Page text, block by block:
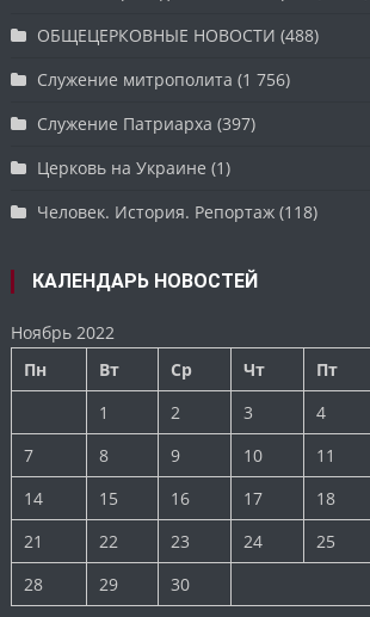
ОБЩЕЦЕРКОВНЫЕ НОВОСТИ (488)
Служение митрополита (1 756)
Служение Патриарха (397)
Церковь на Украине (1)
Человек. История. Репортаж (118)
КАЛЕНДАРЬ НОВОСТЕЙ
Ноябрь 2022
Пн
Вт Ср Чт Пт
1
2 3 4
7
8 9 10 11
14
15 16 17 18
21
22 23 24 25
28
29 30